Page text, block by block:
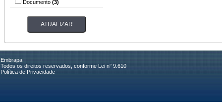
Documento (3)
Embrapa
Todos os direitos reservados, conforme Lei n° 9.610
Política de Privacidade